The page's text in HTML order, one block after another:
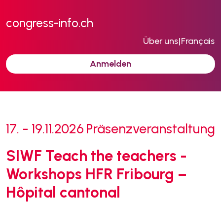
congress-info.ch
Über uns|Français
Anmelden
17. - 19.11.2026 Präsenzveranstaltung
SIWF Teach the teachers -
Workshops HFR Fribourg –
Hôpital cantonal